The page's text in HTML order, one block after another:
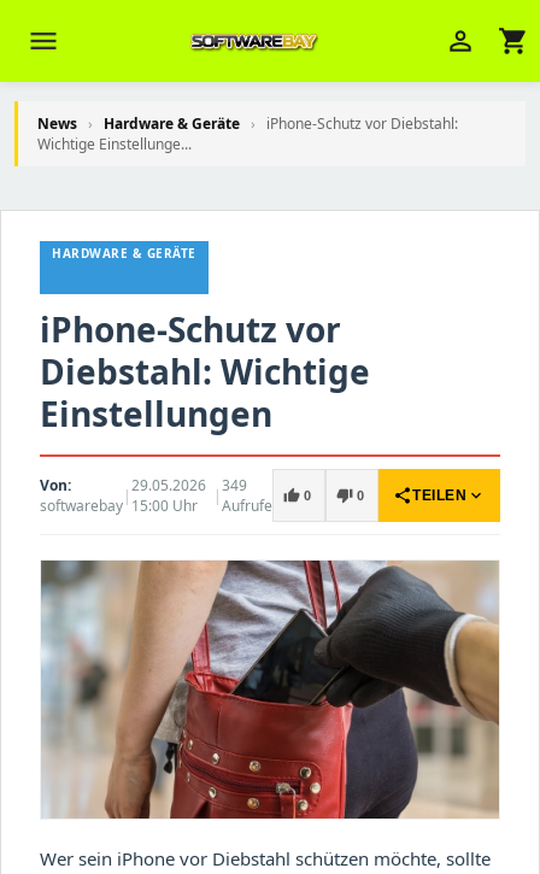
menu person_outline shopping_cart
News › Hardware & Geräte ›
iPhone-Schutz vor Diebstahl:
Wichtige Einstellunge...
HARDWARE & GERÄTE
iPhone-Schutz vor
Diebstahl: Wichtige
Einstellungen
Von:
softwarebay|29.05.2026
15:00 Uhr
|349
Aufrufe
thumb_up 0 thumb_down 0 shareTEILEN expand_more
Wer sein iPhone vor Diebstahl schützen möchte, sollte
Brasov